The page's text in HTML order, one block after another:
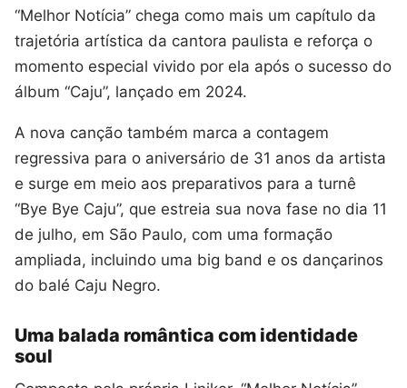
“Melhor Notícia” chega como mais um capítulo da
trajetória artística da cantora paulista e reforça o
momento especial vivido por ela após o sucesso do
álbum “Caju”, lançado em 2024.
A nova canção também marca a contagem
regressiva para o aniversário de 31 anos da artista
e surge em meio aos preparativos para a turnê
“Bye Bye Caju”, que estreia sua nova fase no dia 11
de julho, em São Paulo, com uma formação
ampliada, incluindo uma big band e os dançarinos
do balé Caju Negro.
Uma balada romântica com identidade
soul